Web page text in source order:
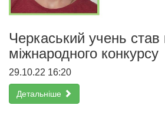
Черкаський учень став
міжнародного конкурсу
29.10.22 16:20
Детальніше